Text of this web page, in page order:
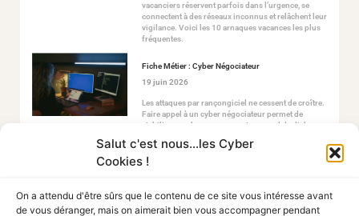
Salut c'est nous...les Cyber
Cookies !
On a attendu d'être sûrs que le contenu de ce site vous intéresse avant
de vous déranger, mais on aimerait bien vous accompagner pendant
vacanciers réservent parfois dans l’urgence, se
connectent à des réseaux inconnus et relâchent leur
vigilance. Voici les 10 arnaques vacances les plus
fréquentes.
Fiche Métier : Cyber Négociateur
19 juin 2026
Les attaques par rançongiciel ne cessent de croître.
Faire appel à un cyber négociateur permet de
stabiliser ce chaos en ouvrant un canal de dialogue